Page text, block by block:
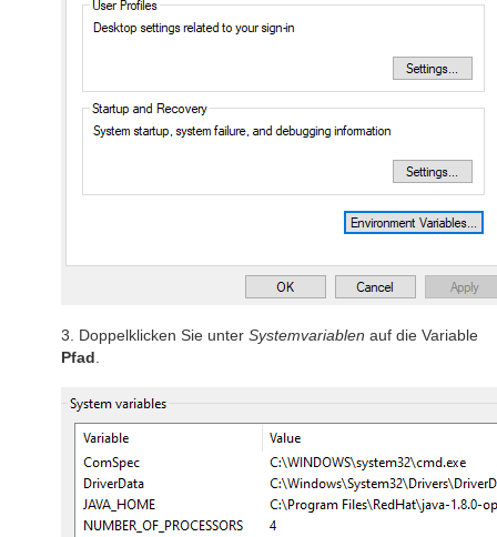
3. Doppelklicken Sie unter Systemvariablen auf die Variable
Pfad